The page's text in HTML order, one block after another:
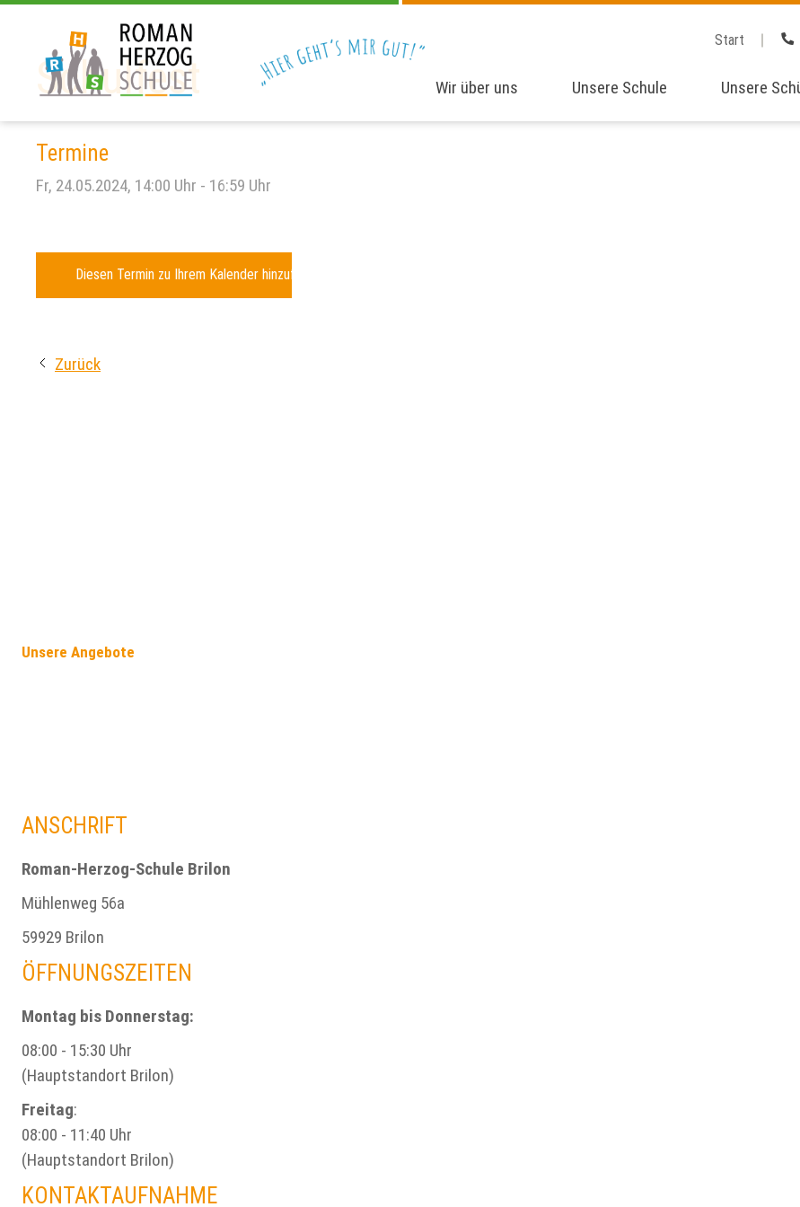
Start
Wir über uns Unsere Schule Unsere
Schulfest
Termine
Fr, 24.05.2024, 14:00 Uhr - 16:59 Uhr
Diesen Termin zu Ihrem Kalender hinzufügen
Zurück
Unsere Angebote
ANSCHRIFT
Roman-Herzog-Schule Brilon
Mühlenweg 56a
59929 Brilon
ÖFFNUNGSZEITEN
Montag bis Donnerstag:
08:00 - 15:30 Uhr
(Hauptstandort Brilon)
Freitag:
08:00 - 11:40 Uhr
(Hauptstandort Brilon)
KONTAKTAUFNAHME